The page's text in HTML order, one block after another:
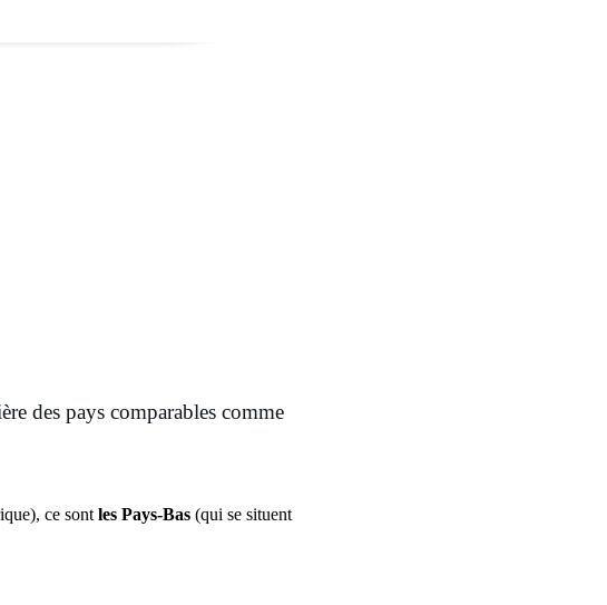
des pays comparables comme
ce sont les Pays-Bas (qui se situent